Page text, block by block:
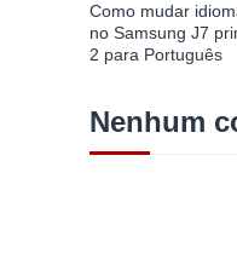
Como mudar
no Samsung J7
2 para Português
Nenhum